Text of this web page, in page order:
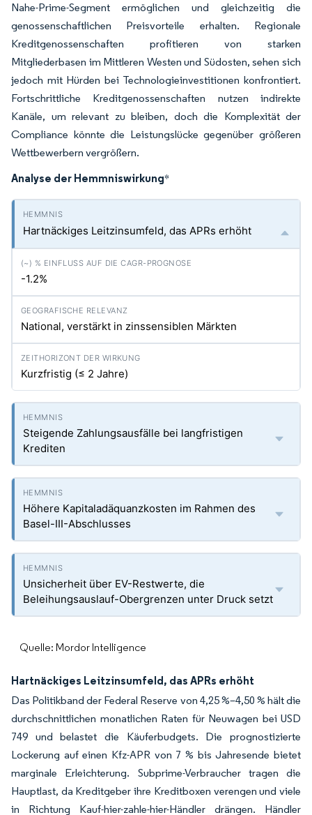
Nahe-Prime-Segment ermöglichen und gleichzeitig die
genossenschaftlichen Preisvorteile erhalten. Regionale
Kreditgenossenschaften profitieren von starken
Mitgliederbasen im Mittleren Westen und Südosten, sehen sich
jedoch mit Hürden bei Technologieinvestitionen konfrontiert.
Fortschrittliche Kreditgenossenschaften nutzen indirekte
Kanäle, um relevant zu bleiben, doch die Komplexität der
Compliance könnte die Leistungslücke gegenüber größeren
Wettbewerbern vergrößern.
Analyse der Hemmniswirkung*
Hartnäckiges Leitzinsumfeld, das APRs erhöht
-1.2%
National, verstärkt in zinssensiblen Märkten
Kurzfristig (≤ 2 Jahre)
Steigende Zahlungsausfälle bei langfristigen
Krediten
Höhere Kapitaladäquanzkosten im Rahmen des
Basel-III-Abschlusses
Unsicherheit über EV-Restwerte, die
Beleihungsauslauf-Obergrenzen unter Druck setzt
Quelle: Mordor Intelligence
Hartnäckiges Leitzinsumfeld, das APRs erhöht
Das Politikband der Federal Reserve von 4,25 %–4,50 % hält die
durchschnittlichen monatlichen Raten für Neuwagen bei USD
749 und belastet die Käuferbudgets. Die prognostizierte
Lockerung auf einen Kfz-APR von 7 % bis Jahresende bietet
marginale Erleichterung. Subprime-Verbraucher tragen die
Hauptlast, da Kreditgeber ihre Kreditboxen verengen und viele
in Richtung Kauf-hier-zahle-hier-Händler drängen. Händler